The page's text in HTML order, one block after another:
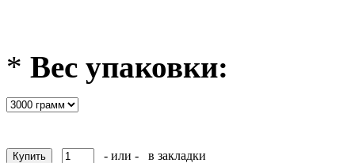
* Вес упаковки:
- или -
в закладки